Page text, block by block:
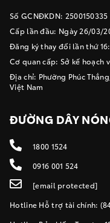
Số GCNĐKDN: 2500150335
Cấp lần đầu: Ngày 26/03/
Đăng ký thay đổi lần thứ
Cơ quan cấp: Sở kế hoạch
Địa chỉ: Phường Phúc
Việt Nam
ĐƯỜNG DÂY
1800 1524
0916 001 524
[email protected]
Hotline Hỗ trợ tài chính: